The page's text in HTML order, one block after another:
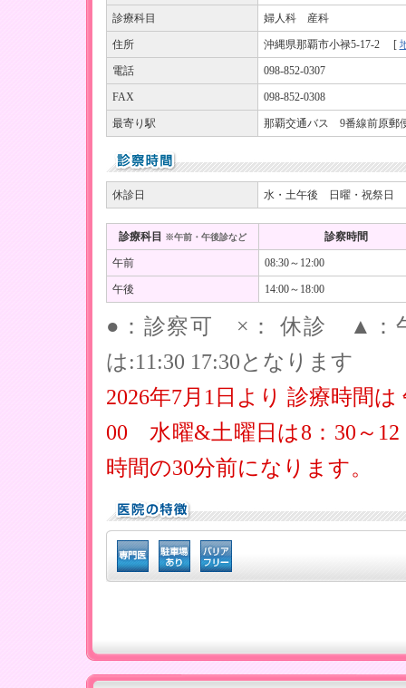
診療科目 婦人科 産科
住所 沖縄県那覇市小禄5-17-2 [
電話 098-852-0307
FAX 098-852-0308
最寄り駅 那覇交通バス 9番線前原郵
休診日 水・土午後 日曜・祝祭日
診療科目 ※午前・午後診など 診察時間
午前 08:30～12:00
午後 14:00～18:00
●：診察可 ×： 休診 ▲：
は:11:30 17:30となります
2026年7月1日より 診療時間
00 水曜&土曜日は8：30～
時間の30分前になります。